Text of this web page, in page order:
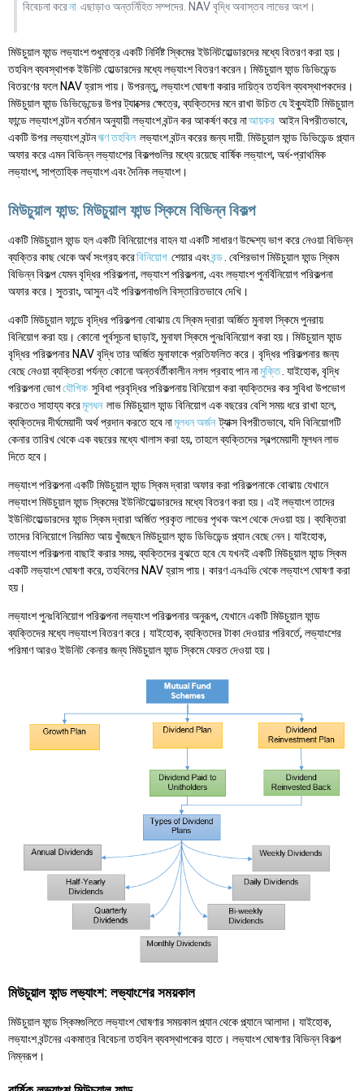
বিবেচনা করেনা এছাড়াও অন্তর্নিহিত সম্পদের. NAV বৃদ্ধি অবাস্তব লাভের অংশ।
মিউচুয়াল ফান্ড লভ্যাংশ শুধুমাত্র একটি নির্দিষ্ট স্কিমের ইউনিটহোল্ডারদের মধ্যে বিতরণ করা হয়।
তহবিল ব্যবস্থাপক ইউনিট হোল্ডারদের মধ্যে লভ্যাংশ বিতরণ করেন। মিউচুয়াল ফান্ড ডিভিডেন্ড
বিতরণের ফলে NAV হ্রাস পায়। উপরন্তু, লভ্যাংশ ঘোষণা করার দায়িত্ব তহবিল ব্যবস্থাপকদের।
মিউচুয়াল ফান্ড ডিভিডেন্ডের উপর ট্যাক্সের ক্ষেত্রে, ব্যক্তিদের মনে রাখা উচিত যে ইক্যুইটি মিউচুয়াল
ফান্ডে লভ্যাংশ বন্টন বর্তমান অনুযায়ী লভ্যাংশ বন্টন কর আকর্ষণ করে নাআয়কর আইন বিপরীতভাবে,
একটি উপর লভ্যাংশ বন্টনঋণ তহবিল লভ্যাংশ বন্টন করের জন্য দায়ী. মিউচুয়াল ফান্ড ডিভিডেন্ড প্ল্যান
অফার করে এমন বিভিন্ন লভ্যাংশের বিকল্পগুলির মধ্যে রয়েছে বার্ষিক লভ্যাংশ, অর্ধ-প্রাথমিক
লভ্যাংশ, সাপ্তাহিক লভ্যাংশ এবং দৈনিক লভ্যাংশ।
মিউচুয়াল ফান্ড: মিউচুয়াল ফান্ড স্কিমে বিভিন্ন বিকল্প
একটি মিউচুয়াল ফান্ড হল একটি বিনিয়োগের বাহন যা একটি সাধারণ উদ্দেশ্য ভাগ করে নেওয়া বিভিন্ন
ব্যক্তির কাছ থেকে অর্থ সংগ্রহ করেবিনিয়োগ শেয়ার এবংবন্ড. বেশিরভাগ মিউচুয়াল ফান্ড স্কিম
বিভিন্ন বিকল্প যেমন বৃদ্ধির পরিকল্পনা, লভ্যাংশ পরিকল্পনা, এবং লভ্যাংশ পুনর্বিনিয়োগ পরিকল্পনা
অফার করে। সুতরাং, আসুন এই পরিকল্পনাগুলি বিস্তারিতভাবে দেখি।
একটি মিউচুয়াল ফান্ডে বৃদ্ধির পরিকল্পনা বোঝায় যে স্কিম দ্বারা অর্জিত মুনাফা স্কিমে পুনরায়
বিনিয়োগ করা হয়। কোনো পূর্বসূচনা ছাড়াই, মুনাফা স্কিমে পুনঃবিনিয়োগ করা হয়। মিউচুয়াল ফান্ড
বৃদ্ধির পরিকল্পনার NAV বৃদ্ধি তার অর্জিত মুনাফাকে প্রতিফলিত করে। বৃদ্ধির পরিকল্পনার জন্য
বেছে নেওয়া ব্যক্তিরা পর্যন্ত কোনো অন্তর্বর্তীকালীন নগদ প্রবাহ পান নামুক্তি. যাইহোক, বৃদ্ধি
পরিকল্পনা ভোগযৌগিক সুবিধা প্রবৃদ্ধির পরিকল্পনায় বিনিয়োগ করা ব্যক্তিদের কর সুবিধা উপভোগ
করতেও সাহায্য করেমূলধন লাভ মিউচুয়াল ফান্ড বিনিয়োগ এক বছরের বেশি সময় ধরে রাখা হলে,
ব্যক্তিদের দীর্ঘমেয়াদী অর্থ প্রদান করতে হবে নামূলধন অর্জন ট্যাক্স বিপরীতভাবে, যদি বিনিয়োগটি
কেনার তারিখ থেকে এক বছরের মধ্যে খালাস করা হয়, তাহলে ব্যক্তিদের স্বল্পমেয়াদী মূলধন লাভ
দিতে হবে।
লভ্যাংশ পরিকল্পনা একটি মিউচুয়াল ফান্ড স্কিম দ্বারা অফার করা পরিকল্পনাকে বোঝায় যেখানে
লভ্যাংশ মিউচুয়াল ফান্ড স্কিমের ইউনিটহোল্ডারদের মধ্যে বিতরণ করা হয়। এই লভ্যাংশ তাদের
ইউনিটহোল্ডারদের ফান্ড স্কিম দ্বারা অর্জিত প্রকৃত লাভের পৃথক অংশ থেকে দেওয়া হয়। ব্যক্তিরা
তাদের বিনিয়োগে নিয়মিত আয় খুঁজছেন মিউচুয়াল ফান্ড ডিভিডেন্ড প্ল্যান বেছে নেন। যাইহোক,
লভ্যাংশ পরিকল্পনা বাছাই করার সময়, ব্যক্তিদের বুঝতে হবে যে যখনই একটি মিউচুয়াল ফান্ড স্কিম
একটি লভ্যাংশ ঘোষণা করে, তহবিলের NAV হ্রাস পায়। কারণ এনএভি থেকে লভ্যাংশ ঘোষণা করা
হয়।
লভ্যাংশ পুনঃবিনিয়োগ পরিকল্পনা লভ্যাংশ পরিকল্পনার অনুরূপ, যেখানে একটি মিউচুয়াল ফান্ড
ব্যক্তিদের মধ্যে লভ্যাংশ বিতরণ করে। যাইহোক, ব্যক্তিদের টাকা দেওয়ার পরিবর্তে, লভ্যাংশের
পরিমাণ আরও ইউনিট কেনার জন্য মিউচুয়াল ফান্ড স্কিমে ফেরত দেওয়া হয়।
মিউচুয়াল ফান্ড লভ্যাংশ: লভ্যাংশের সময়কাল
মিউচুয়াল ফান্ড স্কিমগুলিতে লভ্যাংশ ঘোষণার সময়কাল প্ল্যান থেকে প্ল্যানে আলাদা। যাইহোক,
লভ্যাংশ বন্টনের একমাত্র বিবেচনা তহবিল ব্যবস্থাপকের হাতে। লভ্যাংশ ঘোষণার বিভিন্ন বিকল্প
নিম্নরূপ।